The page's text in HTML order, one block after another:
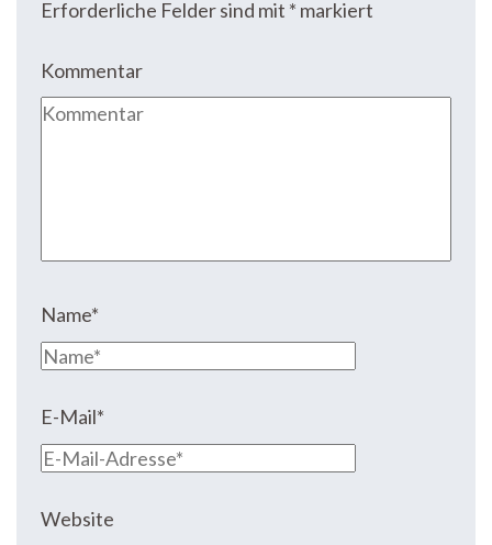
Erforderliche Felder sind mit * markiert
Kommentar
Name*
E-Mail*
Website